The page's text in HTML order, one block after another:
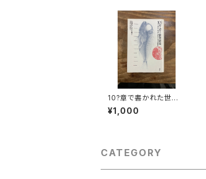
10?章で書かれた世界
の歴史
¥1,000
CATEGORY